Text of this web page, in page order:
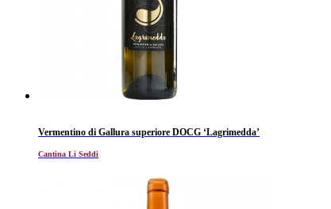
Vermentino di Gallura superiore DOCG ‘Lagrimedda’
Cantina Li Seddi